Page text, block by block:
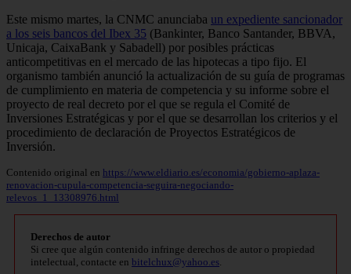
Este mismo martes, la CNMC anunciaba un expediente sancionador
a los seis bancos del Ibex 35 (Bankinter, Banco Santander, BBVA,
Unicaja, CaixaBank y Sabadell) por posibles prácticas
anticompetitivas en el mercado de las hipotecas a tipo fijo. El
organismo también anunció la actualización de su guía de programas
de cumplimiento en materia de competencia y su informe sobre el
proyecto de real decreto por el que se regula el Comité de
Inversiones Estratégicas y por el que se desarrollan los criterios y el
procedimiento de declaración de Proyectos Estratégicos de
Inversión.
Contenido original en https://www.eldiario.es/economia/gobierno-aplaza-
renovacion-cupula-competencia-seguira-negociando-
relevos_1_13308976.html
Derechos de autor
Si cree que algún contenido infringe derechos de autor o propiedad
intelectual, contacte en bitelchux@yahoo.es